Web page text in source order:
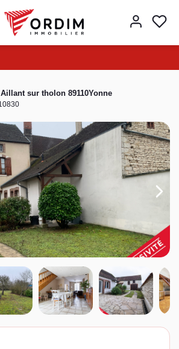
sur tholon 89110Yonne